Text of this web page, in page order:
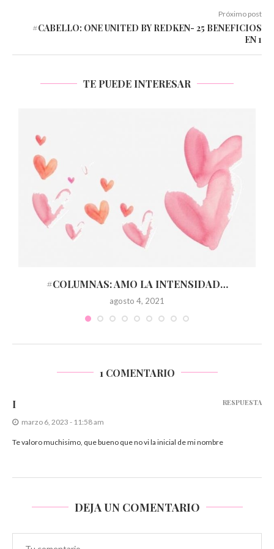
Próximo post
#CABELLO: ONE UNITED BY REDKEN- 25 BENEFICIOS
EN 1
TE PUEDE INTERESAR
#COLUMNAS: AMO LA INTENSIDAD…
agosto 4, 2021
1 COMENTARIO
I
marzo 6, 2023 - 11:58 am
Te valoro muchisimo, que bueno que no vi la inicial de mi nombre
RESPUESTA
DEJA UN COMENTARIO